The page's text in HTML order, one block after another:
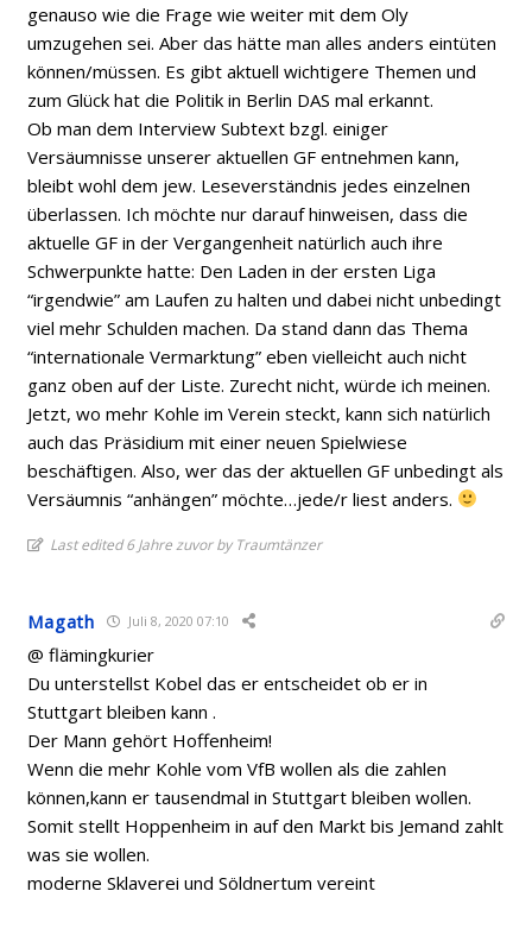
genauso wie die Frage wie weiter mit dem Oly
umzugehen sei. Aber das hätte man alles anders eintüten
können/müssen. Es gibt aktuell wichtigere Themen und
zum Glück hat die Politik in Berlin DAS mal erkannt.
Ob man dem Interview Subtext bzgl. einiger
Versäumnisse unserer aktuellen GF entnehmen kann,
bleibt wohl dem jew. Leseverständnis jedes einzelnen
überlassen. Ich möchte nur darauf hinweisen, dass die
aktuelle GF in der Vergangenheit natürlich auch ihre
Schwerpunkte hatte: Den Laden in der ersten Liga
“irgendwie” am Laufen zu halten und dabei nicht unbedingt
viel mehr Schulden machen. Da stand dann das Thema
“internationale Vermarktung” eben vielleicht auch nicht
ganz oben auf der Liste. Zurecht nicht, würde ich meinen.
Jetzt, wo mehr Kohle im Verein steckt, kann sich natürlich
auch das Präsidium mit einer neuen Spielwiese
beschäftigen. Also, wer das der aktuellen GF unbedingt als
Versäumnis “anhängen” möchte…jede/r liest anders.
Last edited 6 Jahre zuvor by Traumtänzer
Magath Juli 8, 2020 07:10
@ flämingkurier
Du unterstellst Kobel das er entscheidet ob er in
Stuttgart bleiben kann .
Der Mann gehört Hoffenheim!
Wenn die mehr Kohle vom VfB wollen als die zahlen
können,kann er tausendmal in Stuttgart bleiben wollen.
Somit stellt Hoppenheim in auf den Markt bis Jemand zahlt
was sie wollen.
moderne Sklaverei und Söldnertum vereint